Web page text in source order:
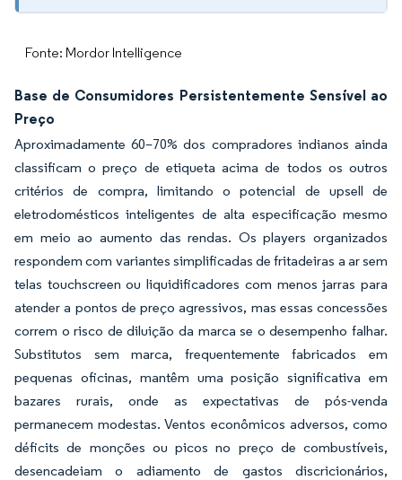
Fonte: Mordor Intelligence
Base de Consumidores Persistentemente Sensível ao
Preço
Aproximadamente 60–70% dos compradores indianos ainda
classificam o preço de etiqueta acima de todos os outros
critérios de compra, limitando o potencial de upsell de
eletrodomésticos inteligentes de alta especificação mesmo
em meio ao aumento das rendas. Os players organizados
respondem com variantes simplificadas de fritadeiras a ar sem
telas touchscreen ou liquidificadores com menos jarras para
atender a pontos de preço agressivos, mas essas concessões
correm o risco de diluição da marca se o desempenho falhar.
Substitutos sem marca, frequentemente fabricados em
pequenas oficinas, mantêm uma posição significativa em
bazares rurais, onde as expectativas de pós-venda
permanecem modestas. Ventos econômicos adversos, como
déficits de monções ou picos no preço de combustíveis,
desencadeiam o adiamento de gastos discricionários,